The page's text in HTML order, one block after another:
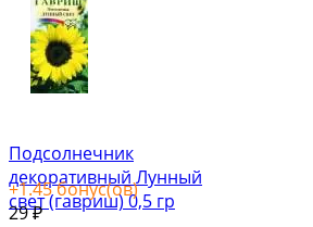
Подсолнечник
декоративный Лунный
свет (гавриш) 0,5 гр
+1.45бонус(ов)
29₽